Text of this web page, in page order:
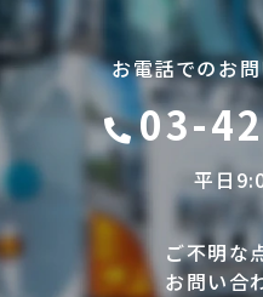
お電話でのお
03-
平日
ご不明な
お問い合